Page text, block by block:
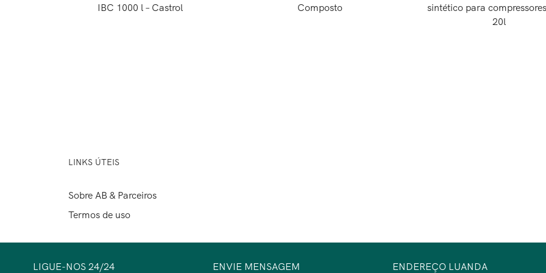
IBC 1000 l – Castrol
Composto
sintético para
20l
LINKS ÚTEIS
Sobre AB & Parceiros
Termos de uso
LIGUE-NOS 24/24 ENVIE MENSAGEM ENDEREÇO LUANDA